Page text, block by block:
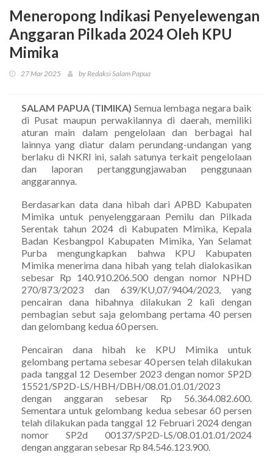
Meneropong Indikasi Penyelewengan
Anggaran Pilkada 2024 Oleh KPU
Mimika
27 Mar 2025 by Redaksi Salam Papua
SALAM PAPUA (TIMIKA) Semua lembaga negara baik
di Pusat maupun perwakilannya di daerah, memiliki
aturan main dalam pengelolaan dan berbagai hal
lainnya yang diatur dalam perundang-undangan yang
berlaku di NKRI ini, salah satunya terkait pengelolaan
dan laporan pertanggungjawaban penggunaan
anggarannya.
Berdasarkan data dana hibah dari APBD Kabupaten
Mimika untuk penyelenggaraan Pemilu dan Pilkada
Serentak tahun 2024 di Kabupaten Mimika, Kepala
Badan Kesbangpol Kabupaten Mimika, Yan Selamat
Purba mengungkapkan bahwa KPU Kabupaten
Mimika menerima dana hibah yang telah dialokasikan
sebesar Rp 140.910.206.500 dengan nomor NPHD
270/873/2023 dan 639/KU,07/9404/2023, yang
pencairan dana hibahnya dilakukan 2 kali dengan
pembagian sebut saja gelombang pertama 40 persen
dan gelombang kedua 60 persen.
Pencairan dana hibah ke KPU Mimika untuk
gelombang pertama sebesar 40 persen telah dilakukan
pada tanggal 12 Desember 2023 dengan nomor SP2D
15521/SP2D-LS/HBH/DBH/08.01.01.01/2023
dengan anggaran sebesar Rp 56.364.082.600.
Sementara untuk gelombang kedua sebesar 60 persen
telah dilakukan pada tanggal 12 Februari 2024 dengan
nomor SP2d 00137/SP2D-LS/08.01.01.01/2024
dengan anggaran sebesar Rp 84.546.123.900.